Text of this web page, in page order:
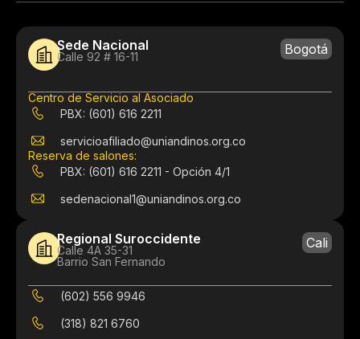
Sede Nacional
Calle 92 # 16-11 Bogotá
Centro de Servicio al Asociado
PBX: (601) 616 2211
servicioafiliado@uniandinos.org.co
Reserva de salones:
PBX: (601) 616 2211 - Opción 4/1
sedenacional1@uniandinos.org.co
Regional Suroccidente
Calle 4A 35-31
Barrio San Fernando
Cali
(602) 556 9946
(318) 821 6760